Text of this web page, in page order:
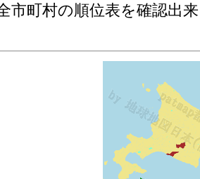
市町村の順位表を確認出